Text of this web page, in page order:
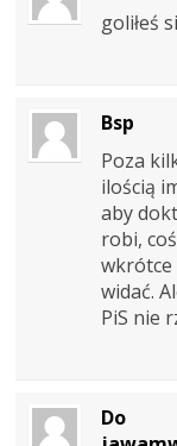
goliłeś
Bsp
Poza
ilością
aby
robi,
wkrótce
widać.
PiS nie
Do